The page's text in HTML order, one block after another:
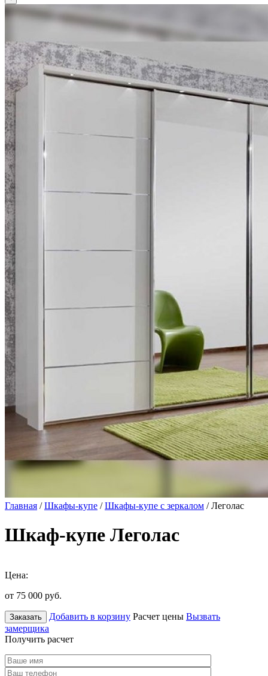
Главная /Шкафы-купе /Шкафы-купе с зеркалом / Леголас
Шкаф-купе Леголас
Цена:
от 75 000 руб.
Заказать Добавить в корзину Расчет цены Вызвать
замерщика
Получить расчет